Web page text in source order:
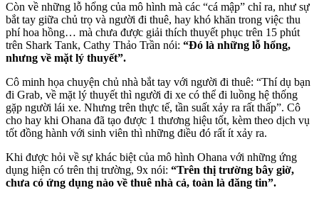
Còn về những lỗ hổng của mô hình mà các “cá mập” chỉ ra, như sự
bắt tay giữa chủ trọ và người đi thuê, hay khó khăn trong việc thu
phí hoa hồng… mà chưa được giải thích thuyết phục trên 15 phút
trên Shark Tank, Cathy Thảo Trần nói: “Đó là những lỗ hổng,
nhưng về mặt lý thuyết”.
Cô minh họa chuyện chủ nhà bắt tay với người đi thuê: “Thí dụ bạn
đi Grab, về mặt lý thuyết thì người đi xe có thể đi luồng hệ thống
gặp người lái xe. Nhưng trên thực tế, tần suất xảy ra rất thấp”. Cô
cho hay khi Ohana đã tạo được 1 thương hiệu tốt, kèm theo dịch vụ
tốt đồng hành với sinh viên thì những điều đó rất ít xảy ra.
Khi được hỏi về sự khác biệt của mô hình Ohana với những ứng
dụng hiện có trên thị trường, 9x nói: “Trên thị trường bây giờ,
chưa có ứng dụng nào về thuê nhà cả, toàn là đăng tin”.